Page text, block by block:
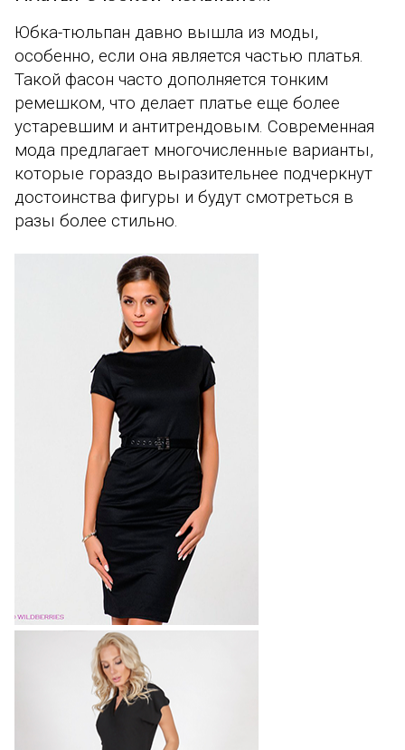
Юбка-тюльпан давно вышла из моды,
особенно, если она является частью платья.
Такой фасон часто дополняется тонким
ремешком, что делает платье еще более
устаревшим и антитрендовым. Современная
мода предлагает многочисленные варианты,
которые гораздо выразительнее подчеркнут
достоинства фигуры и будут смотреться в
разы более стильно.